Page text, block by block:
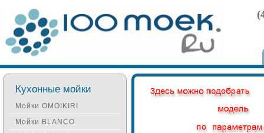
Кухонные мойки
Мойки OMOIKIRI
Мойки BLANCO